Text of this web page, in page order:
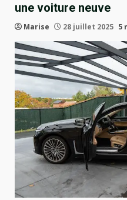
une voiture neuve
Marise 28 juillet 2025 5